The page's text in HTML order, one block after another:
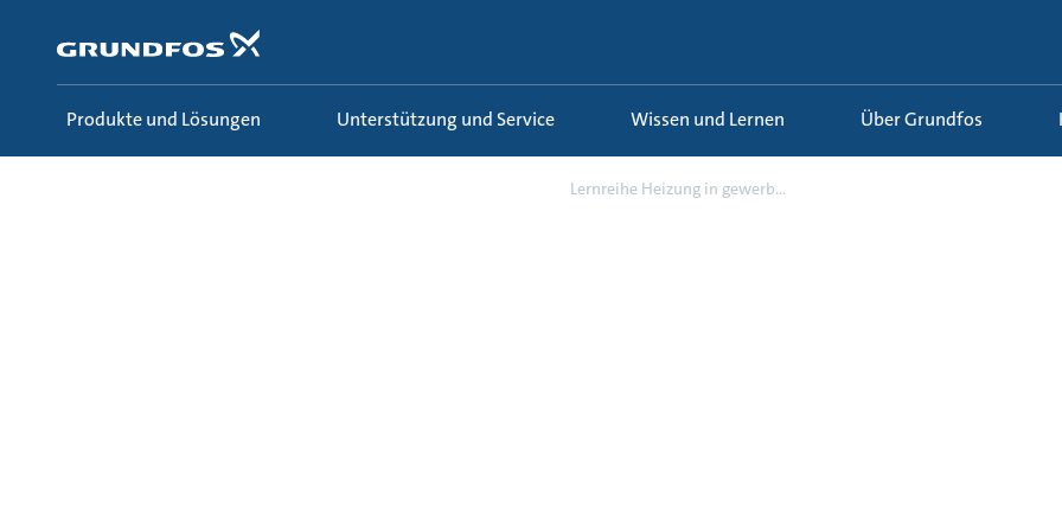
springen
Produkte und Lösungen Unterstützung und Service Wissen und Lernen Über Grundfos
Lernreihe Heizung in gewerb...